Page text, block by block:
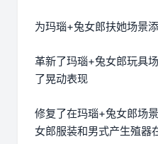
为玛瑙+兔女郎扶她场景
革新了玛瑙+兔女郎玩具
了晃动表现
修复了在玛瑙+兔女郎场
女郎服装和男式产生殖器